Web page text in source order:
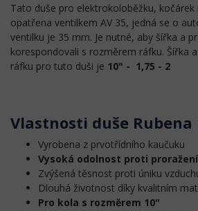
Tato duše pro elektrokoloběžku, kočárek
opatřena ventilkem AV 35, jedná se o
ventilku je 35 mm. Je nutné, aby šířka a
korespondovali s rozměrem ráfku. Šířka
ráfku pro tuto duši je 10" - 1,75 - 2
Vlastnosti duše Rubena
Vyrobena z prvotřídního kaučuku
Vysoká odolnost proti proražení
Zvýšená těsnost proti úniku
Dlouhá životnost díky kvalitním
Pro kola s rozměrem 10"